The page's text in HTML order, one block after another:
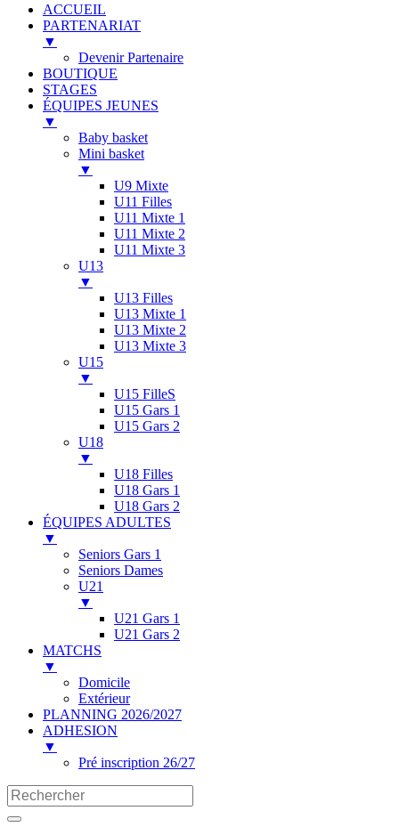
ACCUEIL
PARTENARIAT
▼
Devenir Partenaire
BOUTIQUE
STAGES
ÉQUIPES JEUNES
▼
Baby basket
Mini basket
▼
U9 Mixte
U11 Filles
U11 Mixte 1
U11 Mixte 2
U11 Mixte 3
U13
▼
U13 Filles
U13 Mixte 1
U13 Mixte 2
U13 Mixte 3
U15
▼
U15 FilleS
U15 Gars 1
U15 Gars 2
U18
▼
U18 Filles
U18 Gars 1
U18 Gars 2
ÉQUIPES ADULTES
▼
Seniors Gars 1
Seniors Dames
U21
▼
U21 Gars 1
U21 Gars 2
MATCHS
▼
Domicile
Extérieur
PLANNING 2026/2027
ADHESION
▼
Pré inscription 26/27